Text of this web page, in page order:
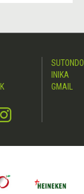
SUTONDO
INIKA
GMAIL